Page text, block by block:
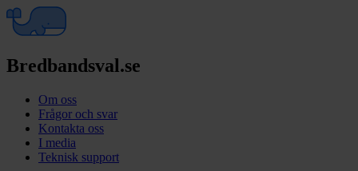
Bredbandsval.se
Om oss
Frågor och svar
Kontakta oss
I media
Teknisk support